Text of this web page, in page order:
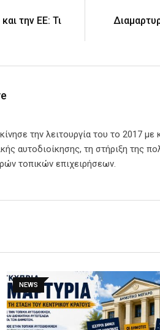
την ΕΕ: Τι
την λειτουργία του το 2017
αυτοδιοίκησης, τη στήριξη της
τοπικών επιχειρήσεων.
NEWS